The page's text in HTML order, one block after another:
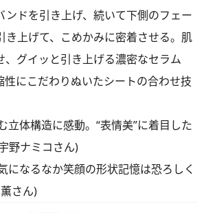
ンドを引き上げ、続いて下側のフェー
き上げて、こめかみに密着させる。肌
、グイッと引き上げる濃密なセラム
性にこだわりぬいたシートの合わせ技
立体構造に感動。“表情美”に着目した
野ナミコさん)
になるなか笑顔の形状記憶は恐ろしく
さん)